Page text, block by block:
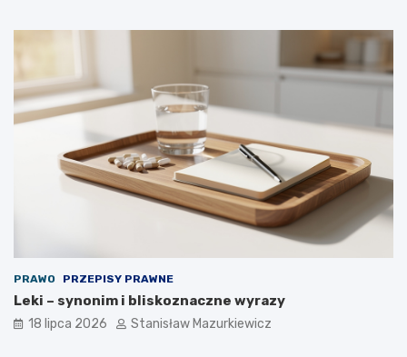
PRAWO PRZEPISY PRAWNE
Leki – synonim i bliskoznaczne wyrazy
18 lipca 2026 Stanisław Mazurkiewicz